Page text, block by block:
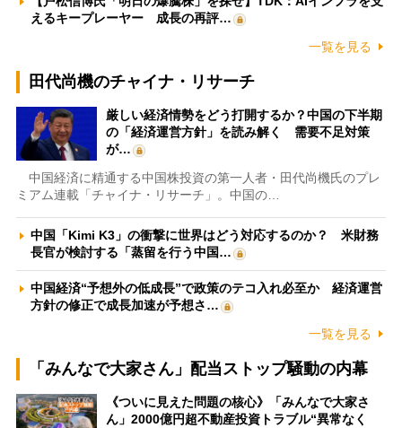
えるキープレーヤー 成長の再評…
一覧を見る
田代尚機のチャイナ・リサーチ
厳しい経済情勢をどう打開するか？中国の下半期
の「経済運営方針」を読み解く 需要不足対策
が…
中国経済に精通する中国株投資の第一人者・田代尚機氏のプレ
ミアム連載「チャイナ・リサーチ」。中国の…
中国「Kimi K3」の衝撃に世界はどう対応するのか？ 米財務
長官が検討する「蒸留を行う中国…
中国経済“予想外の低成長”で政策のテコ入れ必至か 経済運営
方針の修正で成長加速が予想さ…
一覧を見る
「みんなで大家さん」配当ストップ騒動の内幕
《ついに見えた問題の核心》「みんなで大家さ
ん」2000億円超不動産投資トラブル“異常なく